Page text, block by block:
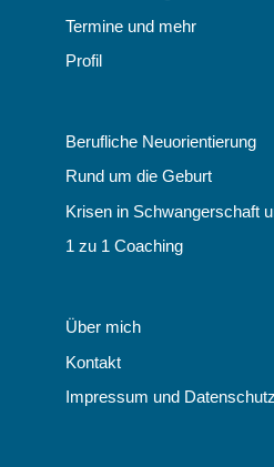
Termine und mehr
Profil
Berufliche Neuorientierung
Rund um die Geburt
Krisen in Schwangerschaft
1 zu 1 Coaching
Über mich
Kontakt
Impressum und Datenschutz